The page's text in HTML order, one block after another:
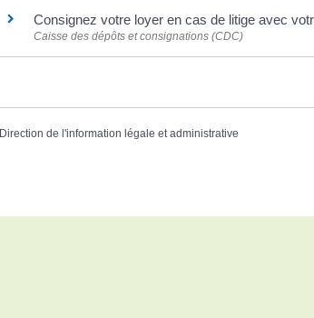
Consignez votre loyer en cas de litige avec
Caisse des dépôts et consignations (CDC)
Direction de l'information légale et administrative